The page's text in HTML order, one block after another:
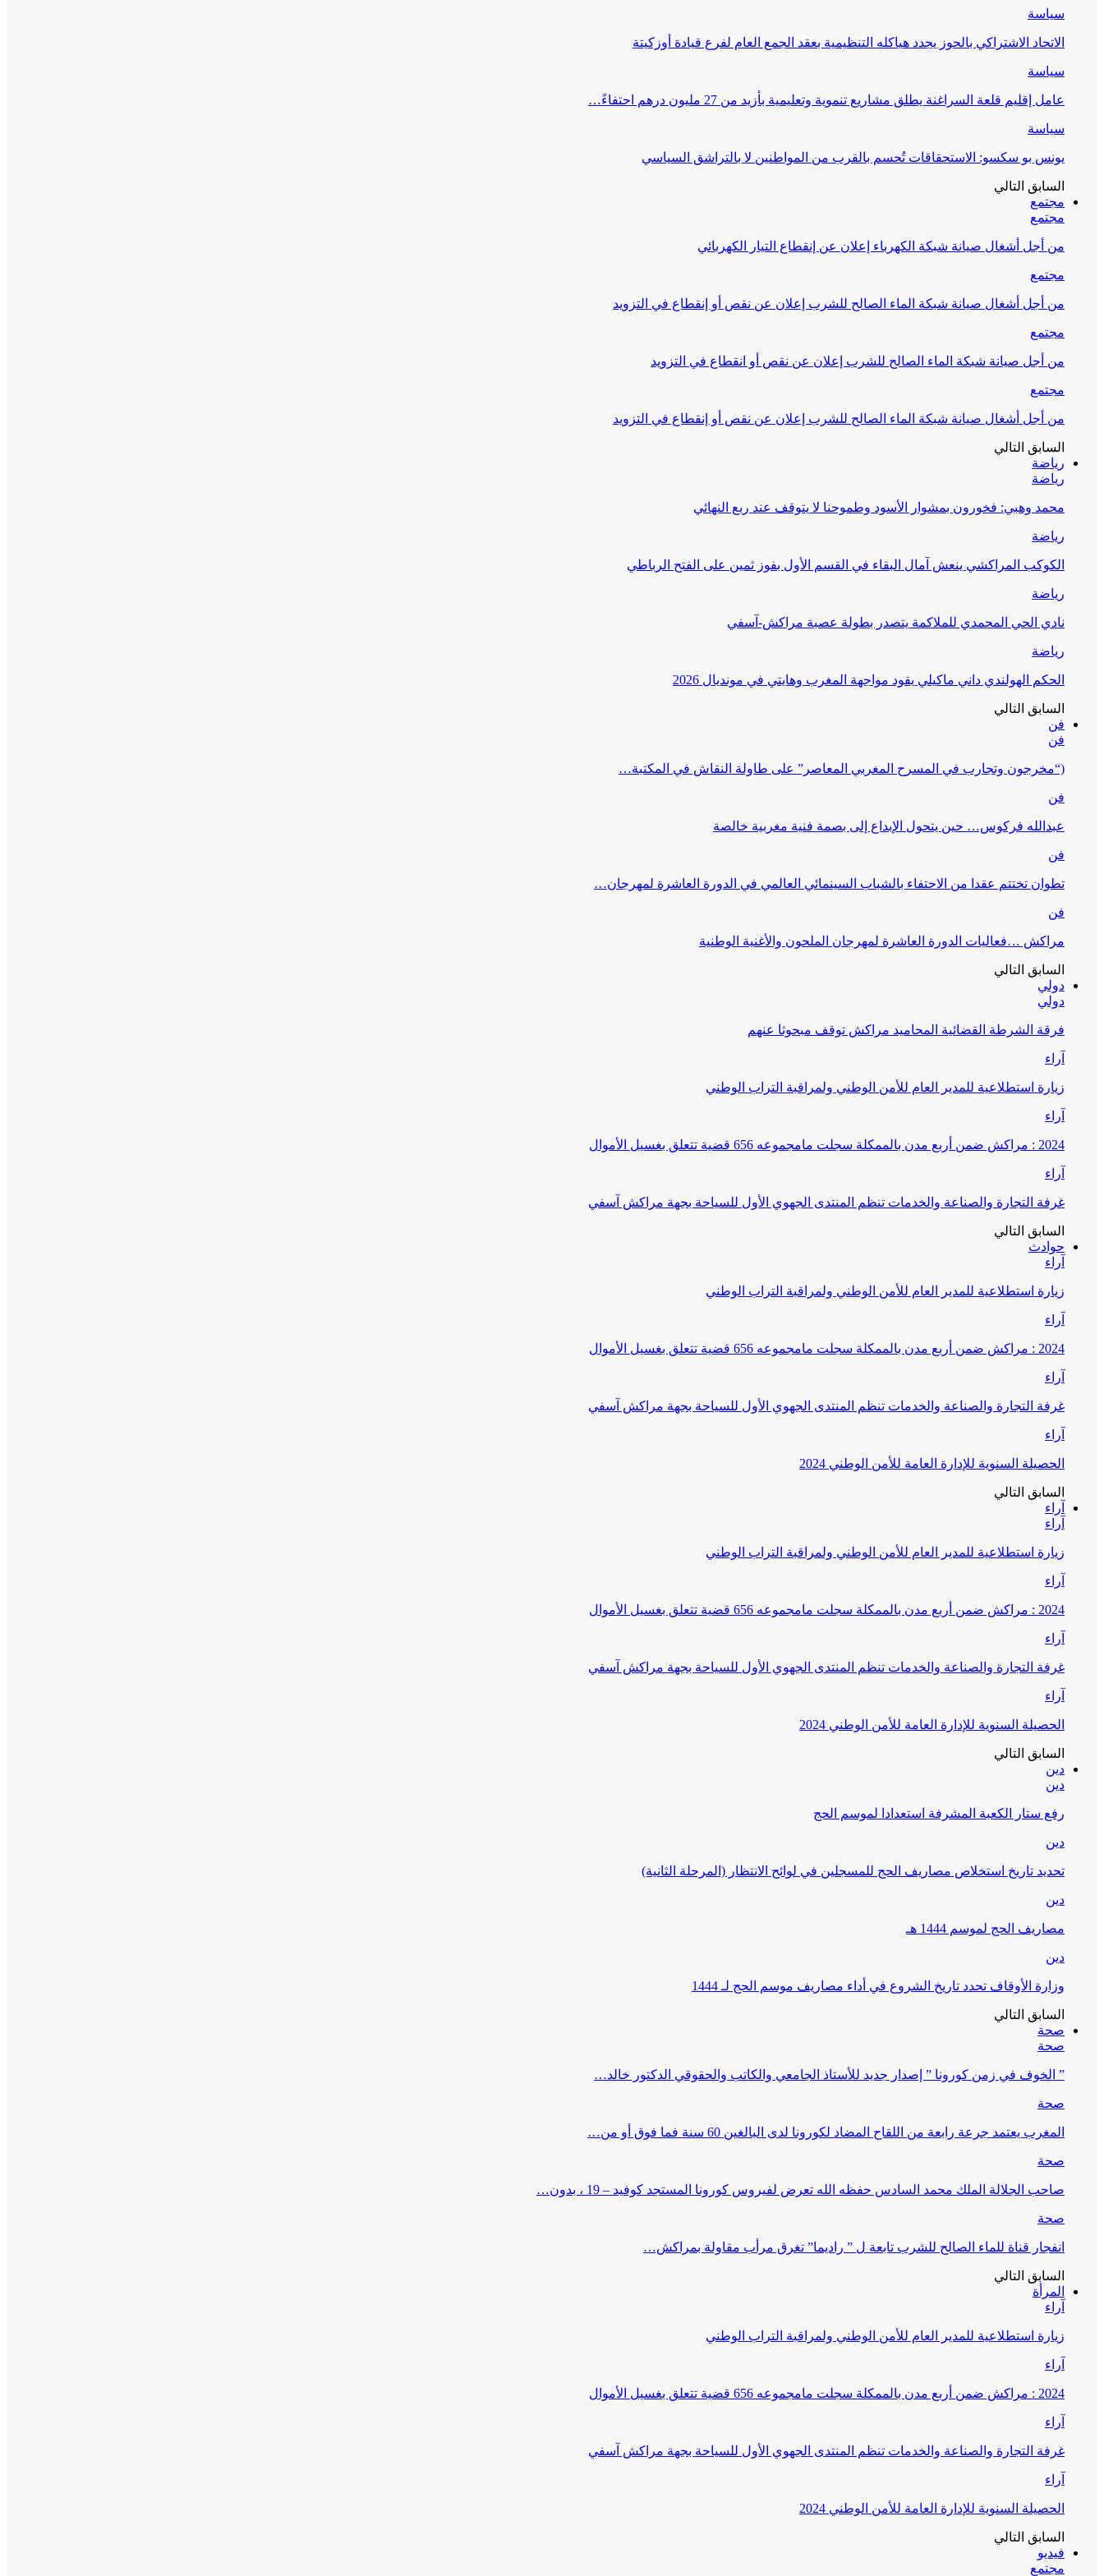
سياسة
الاتحاد الاشتراكي بالحوز يجدد هياكله التنظيمية بعقد الجمع العام لفرع قيادة أوزكيتة
سياسة
عامل إقليم قلعة السراغنة يطلق مشاريع تنموية وتعليمية بأزيد من 27 مليون درهم احتفاءً…
سياسة
يونس بو سكسو: الاستحقاقات تُحسم بالقرب من المواطنين لا بالتراشق السياسي
السابق التالي
مجتمع
مجتمع
من أجل أشغال صيانة شبكة الكهرباء إعلان عن إنقطاع التيار الكهربائي
مجتمع
من أجل أشغال صيانة شبكة الماء الصالح للشرب إعلان عن نقص أو إنقطاع في التزويد
مجتمع
من أجل صيانة شبكة الماء الصالح للشرب إعلان عن نقص أو انقطاع في التزويد
مجتمع
من أجل أشغال صيانة شبكة الماء الصالح للشرب إعلان عن نقص أو إنقطاع في التزويد
السابق التالي
رياضة
رياضة
محمد وهبي: فخورون بمشوار الأسود وطموحنا لا يتوقف عند ربع النهائي
رياضة
الكوكب المراكشي ينعش آمال البقاء في القسم الأول بفوز ثمين على الفتح الرباطي
رياضة
نادي الحي المحمدي للملاكمة يتصدر بطولة عصبة مراكش-آسفي
رياضة
الحكم الهولندي داني ماكيلي يقود مواجهة المغرب وهايتي في مونديال 2026
السابق التالي
فن
فن
(“مخرجون وتجارب في المسرح المغربي المعاصر” على طاولة النقاش في المكتبة…
فن
عبدالله فركوس… حين يتحول الإبداع إلى بصمة فنية مغربية خالصة
فن
تطوان تختتم عقدا من الاحتفاء بالشباب السينمائي العالمي في الدورة العاشرة لمهرجان…
فن
مراكش …فعاليات الدورة العاشرة لمهرجان الملحون والأغنية الوطنية
السابق التالي
دولي
دولي
فرقة الشرطة القضائية المحاميد مراكش توقف مبحوثا عنهم
آراء
زيارة استطلاعية للمدير العام للأمن الوطني ولمراقبة التراب الوطني
آراء
2024 : مراكش ضمن أربع مدن بالممكلة سجلت مامجموعه 656 قضية تتعلق بغسيل الأموال
آراء
غرفة التجارة والصناعة والخدمات تنظم المنتدى الجهوي الأول للسياحة بجهة مراكش آسفي
السابق التالي
حوادث
آراء
زيارة استطلاعية للمدير العام للأمن الوطني ولمراقبة التراب الوطني
آراء
2024 : مراكش ضمن أربع مدن بالممكلة سجلت مامجموعه 656 قضية تتعلق بغسيل الأموال
آراء
غرفة التجارة والصناعة والخدمات تنظم المنتدى الجهوي الأول للسياحة بجهة مراكش آسفي
آراء
الحصيلة السنوية للإدارة العامة للأمن الوطني 2024
السابق التالي
آراء
آراء
زيارة استطلاعية للمدير العام للأمن الوطني ولمراقبة التراب الوطني
آراء
2024 : مراكش ضمن أربع مدن بالممكلة سجلت مامجموعه 656 قضية تتعلق بغسيل الأموال
آراء
غرفة التجارة والصناعة والخدمات تنظم المنتدى الجهوي الأول للسياحة بجهة مراكش آسفي
آراء
الحصيلة السنوية للإدارة العامة للأمن الوطني 2024
السابق التالي
دين
دين
رفع ستار الكعبة المشرفة استعدادا لموسم الحج
دين
تحديد تاريخ استخلاص مصاريف الحج للمسجلين في لوائح الانتظار (المرحلة الثانية)
دين
مصاريف الحج لموسم 1444 هـ
دين
وزارة الأوقاف تحدد تاريخ الشروع في أداء مصاريف موسم الحج لـ 1444
السابق التالي
صحة
صحة
” الخوف في زمن كورونا ” إصدار جديد للأستاذ الجامعي والكاتب والحقوقي الدكتور خالد…
صحة
المغرب يعتمد جرعة رابعة من اللقاح المضاد لكورونا لدى البالغين 60 سنة فما فوق أو من…
صحة
صاحب الجلالة الملك محمد السادس حفظه الله تعرض لفيروس كورونا المستجد كوفيد – 19 ، بدون…
صحة
انفجار قناة للماء الصالح للشرب تابعة ل ” راديما” تغرق مرأب مقاولة بمراكش…
السابق التالي
المرأة
آراء
زيارة استطلاعية للمدير العام للأمن الوطني ولمراقبة التراب الوطني
آراء
2024 : مراكش ضمن أربع مدن بالممكلة سجلت مامجموعه 656 قضية تتعلق بغسيل الأموال
آراء
غرفة التجارة والصناعة والخدمات تنظم المنتدى الجهوي الأول للسياحة بجهة مراكش آسفي
آراء
الحصيلة السنوية للإدارة العامة للأمن الوطني 2024
السابق التالي
فيديو
مجتمع